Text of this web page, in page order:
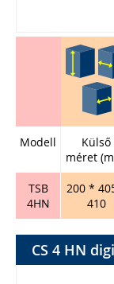
Modell
Külső
méret
TSB
4HN
200 *
410
CS 4 HN